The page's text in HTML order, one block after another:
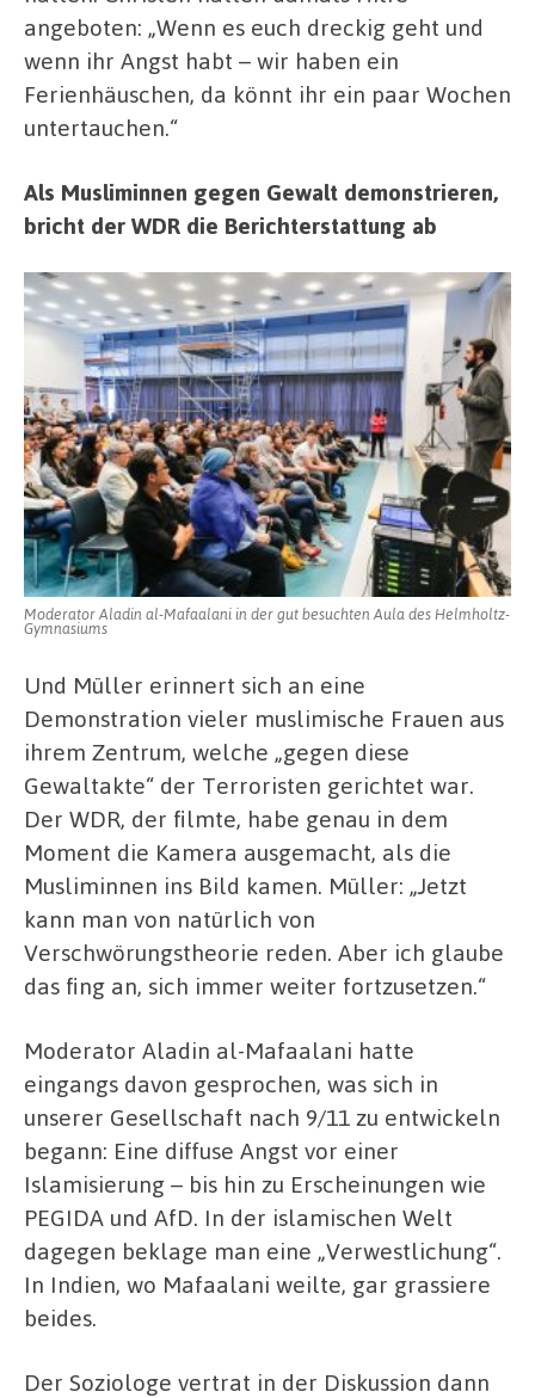
angeboten: „Wenn es euch dreckig geht und
wenn ihr Angst habt – wir haben ein
Ferienhäuschen, da könnt ihr ein paar Wochen
untertauchen.“
Als Musliminnen gegen Gewalt demonstrieren,
bricht der WDR die Berichterstattung ab
Moderator Aladin al-Mafaalani in der gut besuchten Aula des Helmholtz-
Gymnasiums
Und Müller erinnert sich an eine
Demonstration vieler muslimische Frauen aus
ihrem Zentrum, welche „gegen diese
Gewaltakte“ der Terroristen gerichtet war.
Der WDR, der filmte, habe genau in dem
Moment die Kamera ausgemacht, als die
Musliminnen ins Bild kamen. Müller: „Jetzt
kann man von natürlich von
Verschwörungstheorie reden. Aber ich glaube
das fing an, sich immer weiter fortzusetzen.“
Moderator Aladin al-Mafaalani hatte
eingangs davon gesprochen, was sich in
unserer Gesellschaft nach 9/11 zu entwickeln
begann: Eine diffuse Angst vor einer
Islamisierung – bis hin zu Erscheinungen wie
PEGIDA und AfD. In der islamischen Welt
dagegen beklage man eine „Verwestlichung“.
In Indien, wo Mafaalani weilte, gar grassiere
beides.
Der Soziologe vertrat in der Diskussion dann